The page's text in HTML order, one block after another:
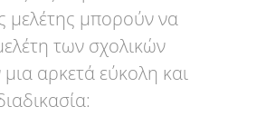
μελέτης μπορούν να
των σχολικών
αρκετά εύκολη και